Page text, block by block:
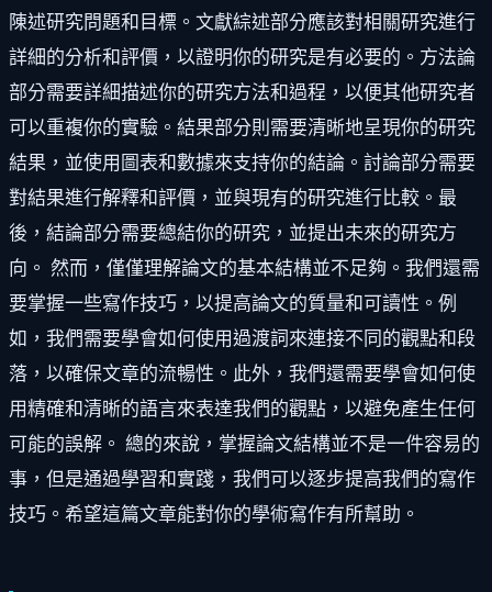
陳述研究問題和目標。文獻綜述部分應該對相關研究進行
詳細的分析和評價，以證明你的研究是有必要的。方法論
部分需要詳細描述你的研究方法和過程，以便其他研究者
可以重複你的實驗。結果部分則需要清晰地呈現你的研究
結果，並使用圖表和數據來支持你的結論。討論部分需要
對結果進行解釋和評價，並與現有的研究進行比較。最
後，結論部分需要總結你的研究，並提出未來的研究方
向。 然而，僅僅理解論文的基本結構並不足夠。我們還需
要掌握一些寫作技巧，以提高論文的質量和可讀性。例
如，我們需要學會如何使用過渡詞來連接不同的觀點和段
落，以確保文章的流暢性。此外，我們還需要學會如何使
用精確和清晰的語言來表達我們的觀點，以避免產生任何
可能的誤解。 總的來說，掌握論文結構並不是一件容易的
事，但是通過學習和實踐，我們可以逐步提高我們的寫作
技巧。希望這篇文章能對你的學術寫作有所幫助。